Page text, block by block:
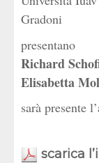
Gradoni
presentano
Richard
Elisabetta
sarà presente
scarica